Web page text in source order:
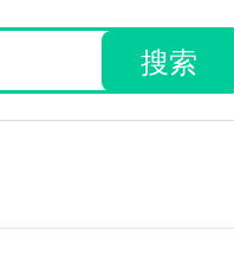
搜索